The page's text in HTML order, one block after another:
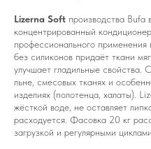
Lizerna Soft производства
концентрированный
профессионального
без силиконов придаёт ткани
улучшает гладильные свойства.
льне, смесовых тканях и
изделиях (полотенца, халаты).
жёсткой воде, не оставляет
расходуется. Фасовка 20 кг
загрузкой и регулярными